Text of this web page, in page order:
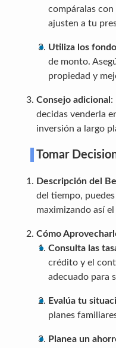
compáralas
ajusten a tu
Utiliza los
de monto.
propiedad y
Consejo adicional :
decidas venderla
inversión a largo
Tomar
Descripción del
del tiempo,
maximizando así
Cómo
Consulta las
crédito y el
adecuado para
Evalúa tu
planes
Planea un